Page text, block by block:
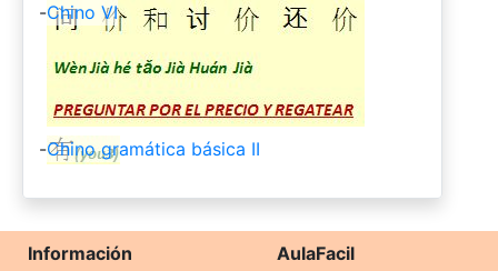
-Chino VI
-Chino gramática básica II
Información
AulaFacil